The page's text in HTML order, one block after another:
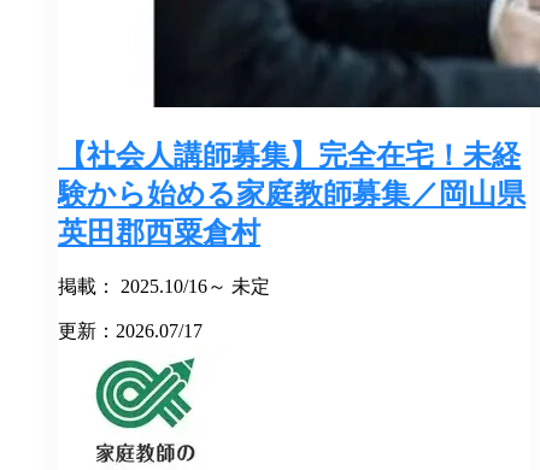
【社会人講師募集】完全在宅！未経
験から始める家庭教師募集／岡山県
英田郡西粟倉村
掲載： 2025.10/16～ 未定
更新：2026.07/17